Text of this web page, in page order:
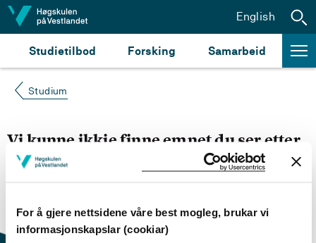
For å gjere nettsidene våre best mogleg, brukar vi
informasjonskapslar (cookiar)
Hopp til innhald
Studietilbod Forsking Samarbeid
English
Studium
Vi kunne ikkje finne emnet du ser etter
søke opp emnet du ser etter i
engelsk emneplan ved å klikke på «English».